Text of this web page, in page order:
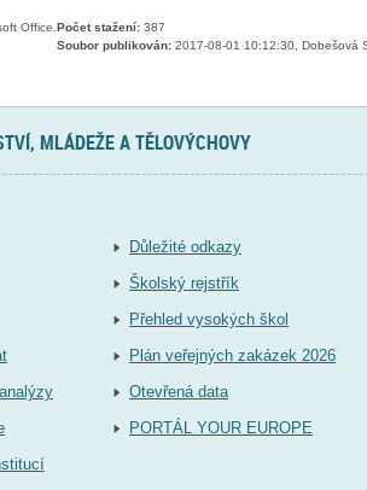
Office. Počet stažení:387
Soubor publikován:2017-08-01 10:12:30, Dobešová
MLÁDEŽE A TĚLOVÝCHOVY
Důležité odkazy
Školský rejstřík
Přehled vysokých škol
Plán veřejných zakázek 2026
Otevřená data
PORTÁL YOUR EUROPE